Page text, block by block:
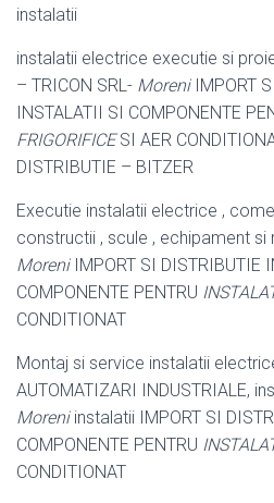
instalatii
instalatii electrice executie si
– TRICON SRL- MoreniIMPORT
INSTALATII SI COMPONENTE
FRIGORIFICESI AER
DISTRIBUTIE – BITZER
Executie instalatii electrice ,
constructii , scule , echipament si
MoreniIMPORT SI DISTRIBUTIE
COMPONENTE PENTRU
CONDITIONAT
Montaj si service instalatii
AUTOMATIZARI INDUSTRIALE,
Moreniinstalatii IMPORT SI
COMPONENTE PENTRU
CONDITIONAT